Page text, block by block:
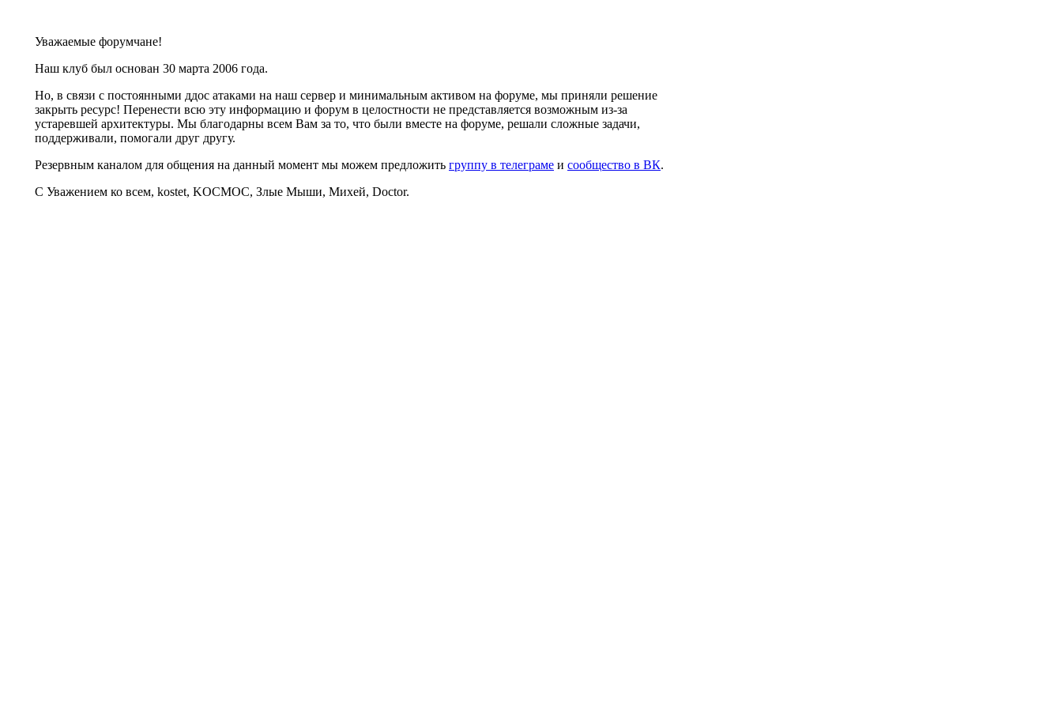
Уважаемые форумчане!
Наш клуб был основан 30 марта 2006 года.
Но, в связи с постоянными ддос атаками на наш сервер и минимальным активом на форуме, мы приняли решение
закрыть ресурс! Перенести всю эту информацию и форум в целостности не представляется возможным из-за
устаревшей архитектуры. Мы благодарны всем Вам за то, что были вместе на форуме, решали сложные задачи,
поддерживали, помогали друг другу.
Резервным каналом для общения на данный момент мы можем предложить группу в телеграме и сообщество в ВК.
С Уважением ко всем, kostet, KOCMOC, Злые Мыши, Михей, Doctor.